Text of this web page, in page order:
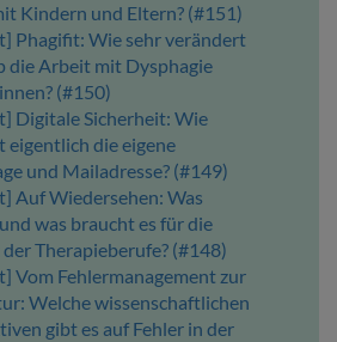
Kindern und Eltern? (#151)
Phagifit: Wie sehr verändert
die Arbeit mit Dysphagie
(#150)
Digitale Sicherheit: Wie
eigentlich die eigene
und Mailadresse? (#149)
Auf Wiedersehen: Was
was braucht es für die
Therapieberufe? (#148)
Vom Fehlermanagement zur
Welche wissenschaftlichen
gibt es auf Fehler in der